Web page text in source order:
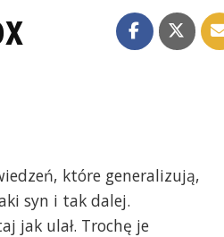
które generalizują,
syn i tak dalej.
jak ulał. Trochę je